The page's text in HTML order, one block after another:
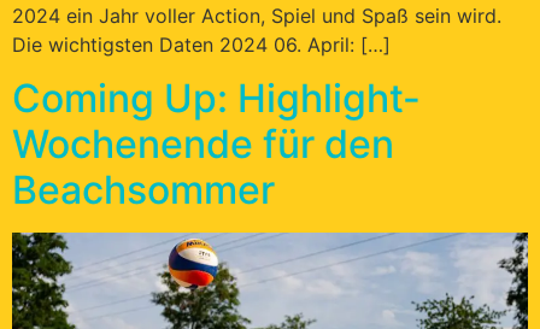
2024 ein Jahr voller Action, Spiel und Spaß sein wird.
Die wichtigsten Daten 2024 06. April: […]
Coming Up: Highlight-
Wochenende für den
Beachsommer